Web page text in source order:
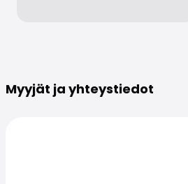
Myyjät ja yhteystiedot